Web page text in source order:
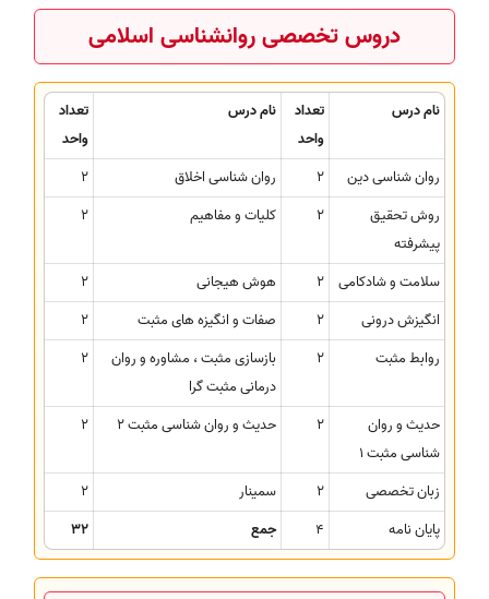
دروس تخصصی روانشناسی اسلامی
نام درس
تعداد
واحد
نام درس
تعداد
واحد
روان شناسی دین
2 روان شناسی اخلاق
2
روش تحقیق
پیشرفته
2 کلیات و مفاهیم 2
سلامت و شادکامی 2 هوش هیجانی
2
انگیزش درونی
2 صفات و انگیزه های مثبت
2
روابط مثبت
2
بازسازی مثبت ، مشاوره و روان
درمانی مثبت گرا
2
حدیث و روان
شناسی مثبت 1
2 حدیث و روان شناسی مثبت 2 2
زبان تخصصی 2 سمینار
2
پایان نامه
4 جمع 32